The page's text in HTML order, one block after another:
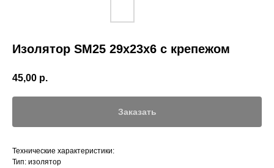
Изолятор SM25 29х23х6 с крепежом
45,00 р.
Заказать
Технические характеристики:
Тип: изолятор